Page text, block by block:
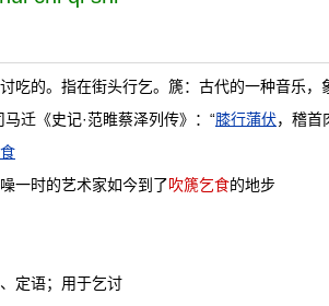
吃的。指在街头行乞。篪：古代的一种音乐，
马迁《史记·范睢蔡泽列传》：“膝行蒲伏，稽首
一时的艺术家如今到了吹篪乞食的地步
定语；用于乞讨